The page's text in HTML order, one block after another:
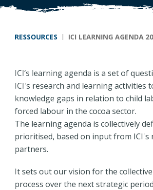
Fil d'Ariane
RESSOURCES ICI LEARNING AGENDA
ICI’s learning agenda is a set of
ICI's research and learning activities
knowledge gaps in relation to child
forced labour in the cocoa sector.
The learning agenda is collectively
prioritised, based on input from ICI's
partners.
It sets out our vision for the
process over the next strategic